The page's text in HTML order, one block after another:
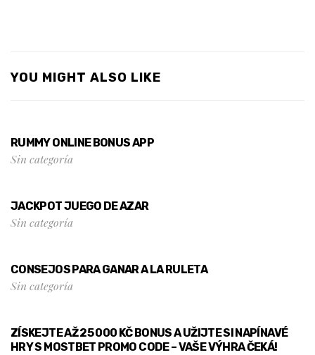
YOU MIGHT ALSO LIKE
RUMMY ONLINE BONUS APP
Sin categoría
JACKPOT JUEGO DE AZAR
Sin categoría
CONSEJOS PARA GANAR A LA RULETA
Sin categoría
ZÍSKEJTE AŽ 25 000 KČ BONUS A UŽIJTE SI NAPÍNAVÉ
HRY S MOSTBET PROMO CODE – VAŠE VÝHRA ČEKÁ!